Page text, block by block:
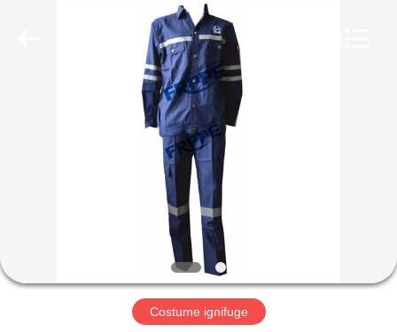
DE
NOUS
Costume ignifuge